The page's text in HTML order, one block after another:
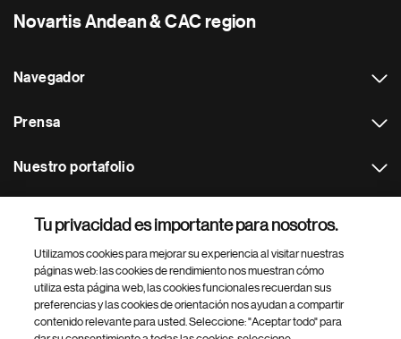
Novartis Andean & CAC region
Navegador
Prensa
Nuestro portafolio
Footer Site Search
Tu privacidad es importante para nosotros.
Utilizamos cookies para mejorar su experiencia al visitar nuestras
páginas web: las cookies de rendimiento nos muestran cómo
utiliza esta página web, las cookies funcionales recuerdan sus
preferencias y las cookies de orientación nos ayudan a compartir
contenido relevante para usted. Seleccione: "Aceptar todo" para